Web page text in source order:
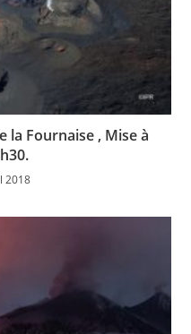
la Fournaise , Mise à
2018